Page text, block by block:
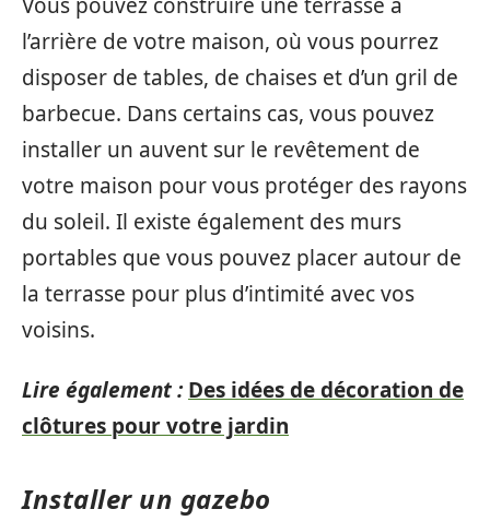
l’arrière de votre maison, où vous pourrez
disposer de tables, de chaises et d’un gril de
barbecue. Dans certains cas, vous pouvez
installer un auvent sur le revêtement de
votre maison pour vous protéger des rayons
du soleil. Il existe également des murs
portables que vous pouvez placer autour de
la terrasse pour plus d’intimité avec vos
voisins.
Lire également : Des idées de décoration de
clôtures pour votre jardin
Installer un gazebo